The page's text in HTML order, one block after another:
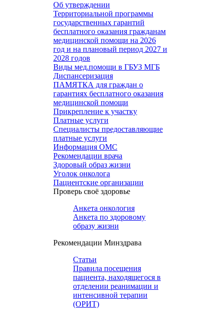
Об утверждении
Территориальной программы
государственных гарантий
бесплатного оказания гражданам
медицинской помощи на 2026
год и на плановый период 2027 и
2028 годов
Виды мед.помощи в ГБУЗ МГБ
Диспансеризация
ПАМЯТКА для граждан о
гарантиях бесплатного оказания
медицинской помощи
Прикрепление к участку
Платные услуги
Специалисты предоставляющие
платные услуги
Информация ОМС
Рекомендации врача
Здоровый образ жизни
Уголок онколога
Пациентские организации
Проверь своё здоровье
Анкета онкология
Анкета по здоровому
образу жизни
Рекомендации Минздрава
Статьи
Правила посещения
пациента, находящегося в
отделении реанимации и
интенсивной терапии
(ОРИТ)